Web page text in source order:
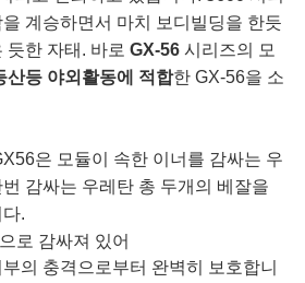
계승하면서 마치 보디빌딩을 한듯
듯한 자태. 바로 GX-56시리즈의 모
산등 야외활동에 적합한 GX-56을 소
은 모듈이 속한 이너를 감싸는 우
감싸는 우레탄 총 두개의 베잘을
.
로 감싸져 있어
의 충격으로부터 완벽히 보호합니